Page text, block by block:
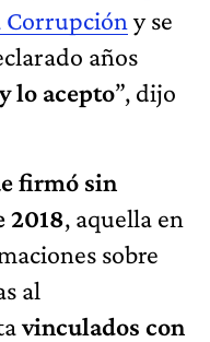
Corrupción y se
años
lo acepto”, dijo
firmó sin
2018, aquella en
sobre
al
vinculados con